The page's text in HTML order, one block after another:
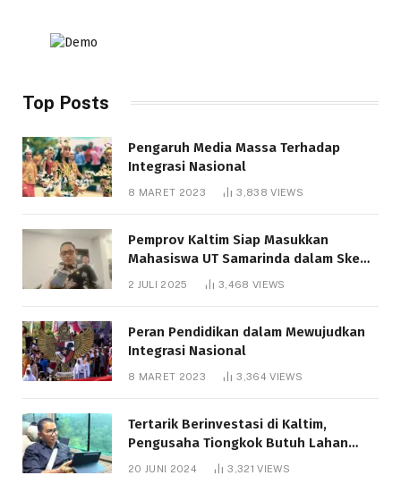
Top Posts
Pengaruh Media Massa Terhadap
Integrasi Nasional
8 MARET 2023 3,838VIEWS
Pemprov Kaltim Siap Masukkan
Mahasiswa UT Samarinda dalam Skema
Bantuan Pendidikan Gratispol
2 JULI 2025 3,468 VIEWS
Peran Pendidikan dalam Mewujudkan
Integrasi Nasional
8 MARET 2023 3,364VIEWS
Tertarik Berinvestasi di Kaltim,
Pengusaha Tiongkok Butuh Lahan
1.000 Hektare
20 JUNI 2024 3,321VIEWS